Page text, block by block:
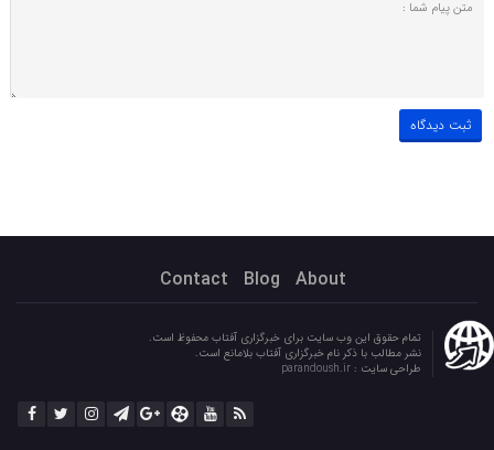
About
Blog
Contact
تمام حقوق این وب سایت برای خبرگزاری آفتاب محفوظ است.
نشر مطالب با ذکر نام خبرگزاری آفتاب بلامانع است.
طراحی سایت :